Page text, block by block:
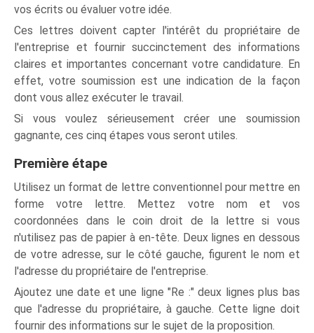
vos écrits ou évaluer votre idée.
Ces lettres doivent capter l'intérêt du propriétaire de
l'entreprise et fournir succinctement des informations
claires et importantes concernant votre candidature. En
effet, votre soumission est une indication de la façon
dont vous allez exécuter le travail.
Si vous voulez sérieusement créer une soumission
gagnante, ces cinq étapes vous seront utiles.
Première étape
Utilisez un format de lettre conventionnel pour mettre en
forme votre lettre. Mettez votre nom et vos
coordonnées dans le coin droit de la lettre si vous
n'utilisez pas de papier à en-tête. Deux lignes en dessous
de votre adresse, sur le côté gauche, figurent le nom et
l'adresse du propriétaire de l'entreprise.
Ajoutez une date et une ligne "Re :" deux lignes plus bas
que l'adresse du propriétaire, à gauche. Cette ligne doit
fournir des informations sur le sujet de la proposition.